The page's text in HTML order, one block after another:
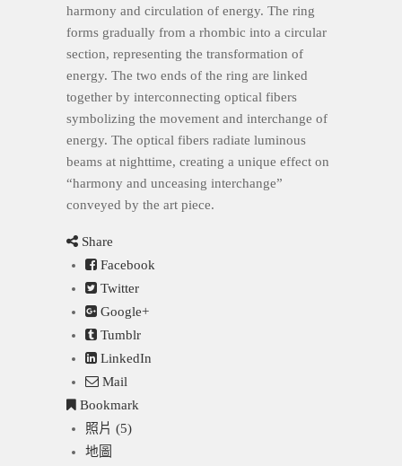
harmony and circulation of energy. The ring
forms gradually from a rhombic into a circular
section, representing the transformation of
energy. The two ends of the ring are linked
together by interconnecting optical fibers
symbolizing the movement and interchange of
energy. The optical fibers radiate luminous
beams at nighttime, creating a unique effect on
“harmony and unceasing interchange”
conveyed by the art piece.
Share
Facebook
Twitter
Google+
Tumblr
LinkedIn
Mail
Bookmark
照片 (5)
地圖